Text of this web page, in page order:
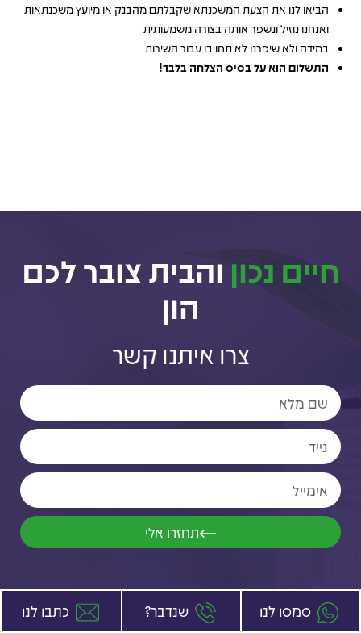
הביאו לנו את הצעת המשכנתא שקבלתם מהבנק או מיועץ משכנתאות
ואנחנו נוזיל ונשפר אותה בצורה משמעותית
במידה ולא שיפרנו לא תחויבו עבור השירות
התשלום הוא על בסיס הצלחה בלבד!
חיים נכון והבית צובר לכם
הון
צרו איתנו קשר
תחזרו אלי
סמסו לנו שנדבר? כתבו לנו